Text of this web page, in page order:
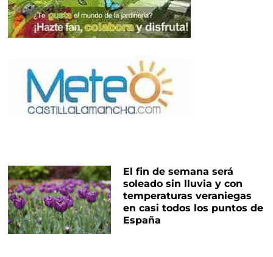
El fin de semana será
soleado sin lluvia y con
temperaturas veraniegas
en casi todos los puntos de
España